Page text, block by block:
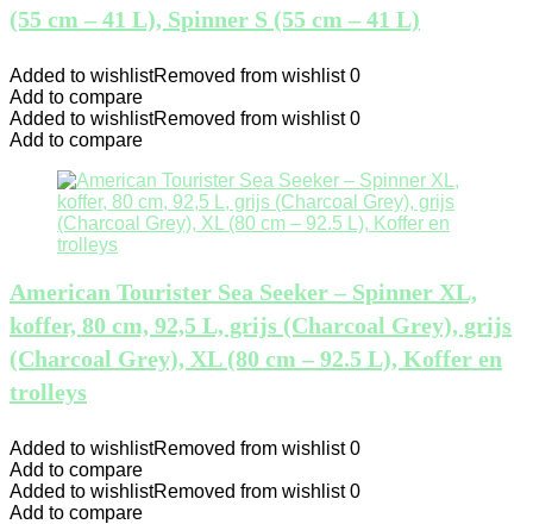
(55 cm – 41 L), Spinner S (55 cm – 41 L)
Added to wishlistRemoved from wishlist 0
Add to compare
Added to wishlistRemoved from wishlist 0
Add to compare
American Tourister Sea Seeker – Spinner XL,
koffer, 80 cm, 92,5 L, grijs (Charcoal Grey), grijs
(Charcoal Grey), XL (80 cm – 92.5 L), Koffer en
trolleys
Added to wishlistRemoved from wishlist 0
Add to compare
Added to wishlistRemoved from wishlist 0
Add to compare